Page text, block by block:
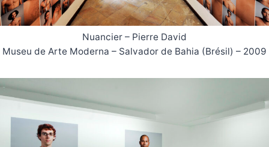
Nuancier – Pierre David
Museu de Arte Moderna – Salvador de Bahia (Brésil) – 2009